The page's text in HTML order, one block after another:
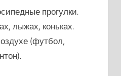
прогулки.
лыжах, коньках.
(футбол,